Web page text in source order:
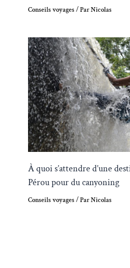
Conseils voyages/ ParNicolas
À quoi s’attendre d’une
Pérou pour du canyoning
Conseils voyages/ ParNicolas